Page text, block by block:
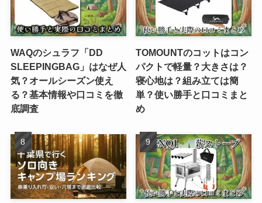
WAQのシュラフ「DD
SLEEPINGBAG」はなぜ人
気？オールシーズン使え
る？基本情報や口コミを徹
底調査
TOMOUNTのコットはコン
パクトで軽量？大きさは？
寝心地は？組み立ては簡
単？使い勝手と口コミまと
め